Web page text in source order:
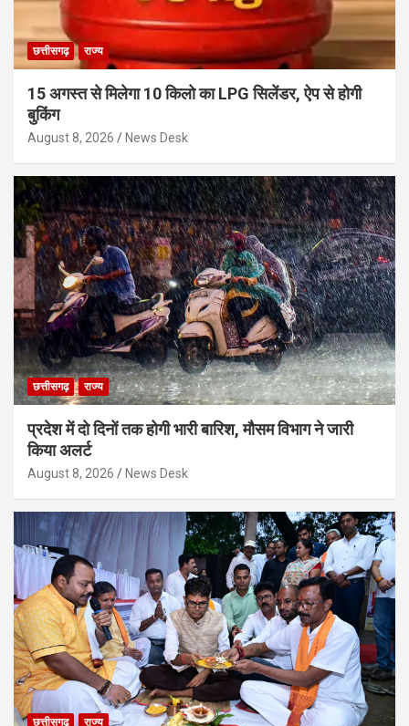
छत्तीसगढ़ राज्य
15 अगस्त से मिलेगा 10 किलो का LPG सिलेंडर, ऐप से होगी
बुकिंग
August 8, 2026 News Desk
छत्तीसगढ़ राज्य
प्रदेश में दो दिनों तक होगी भारी बारिश, मौसम विभाग ने जारी
किया अलर्ट
August 8, 2026 News Desk
छत्तीसगढ़ राज्य